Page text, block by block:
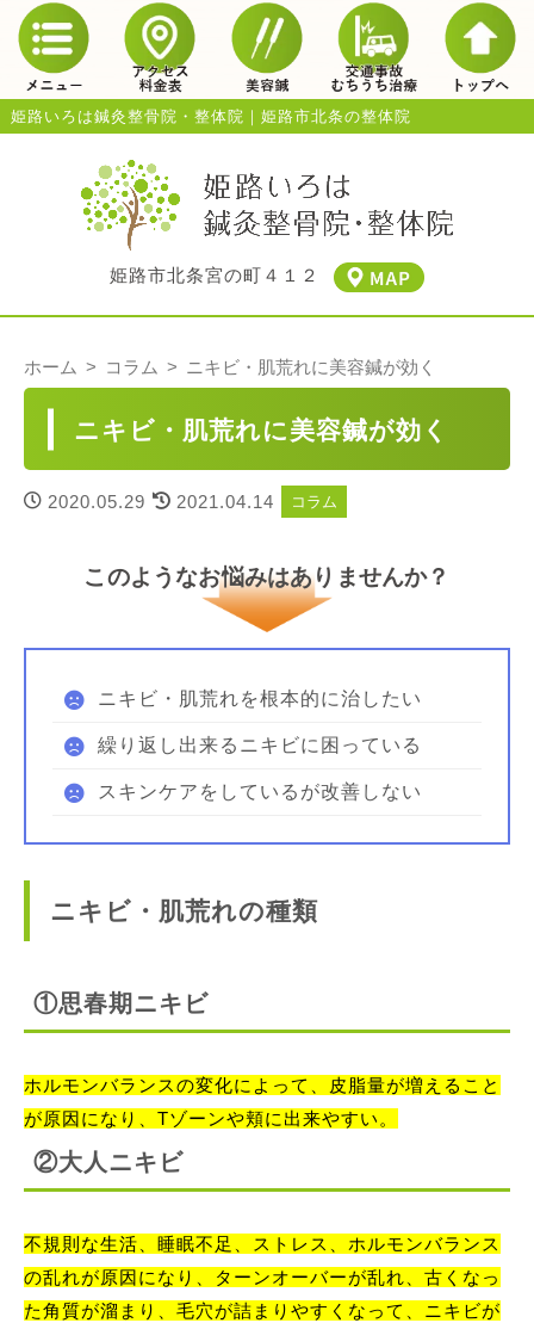
姫路いろは鍼灸整骨院・整体院｜姫路市北条の整体院
姫路市北条宮の町４１２
ホーム コラム ニキビ・肌荒れに美容鍼が効く
ニキビ・肌荒れに美容鍼が効く
2020.05.29 2021.04.14 コラム
このようなお悩みはありませんか？
ニキビ・肌荒れを根本的に治したい
繰り返し出来るニキビに困っている
スキンケアをしているが改善しない
ニキビ・肌荒れの種類
①思春期ニキビ
ホルモンバランスの変化によって、皮脂量が増えること
が原因になり、Tゾーンや頬に出来やすい。
②大人ニキビ
不規則な生活、睡眠不足、ストレス、ホルモンバランス
の乱れが原因になり、ターンオーバーが乱れ、古くなっ
た角質が溜まり、毛穴が詰まりやすくなって、ニキビが